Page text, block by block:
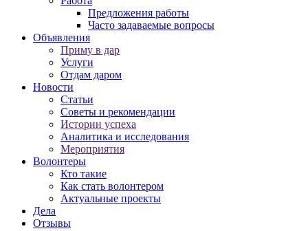
Предложения работы
Часто задаваемые вопросы
Объявления
Приму в дар
Услуги
Отдам даром
Новости
Статьи
Советы и рекомендации
Истории успеха
Аналитика и исследования
Мероприятия
Волонтеры
Кто такие
Как стать волонтером
Актуальные проекты
Дела
Отзывы